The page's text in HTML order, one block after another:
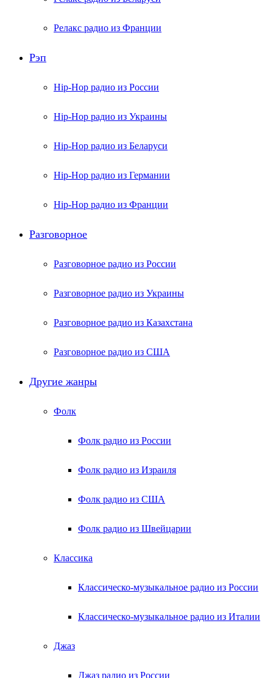
Релакс радио из Франции
Рэп
Hip-Hop радио из России
Hip-Hop радио из Украины
Hip-Hop радио из Беларуси
Hip-Hop радио из Германии
Hip-Hop радио из Франции
Разговорное
Разговорное радио из России
Разговорное радио из Украины
Разговорное радио из Казахстана
Разговорное радио из США
Другие жанры
Фолк
Фолк радио из России
Фолк радио из Израиля
Фолк радио из США
Фолк радио из Швейцарии
Классика
Классическо-музыкальное радио из России
Классическо-музыкальное радио из Италии
Джаз
Джаз радио из России